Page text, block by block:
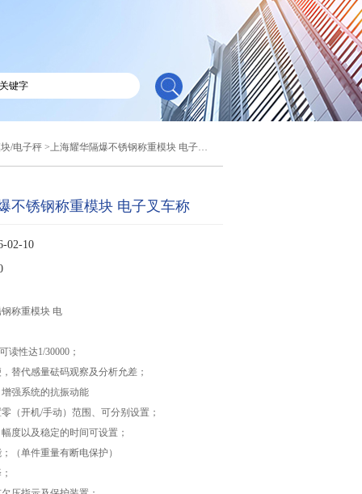
/电子秤 >上海耀华隔爆不锈钢称重模块 电子叉车称
不锈钢称重模块 电子叉车称
02-10
称重模块 电
读性达1/30000；
替代感量砝码观察及分析允差；
强系统的抗振动能
（开机/手动）范围、可分别设置；
度以及稳定的时间可设置；
（单件重量有断电保护）